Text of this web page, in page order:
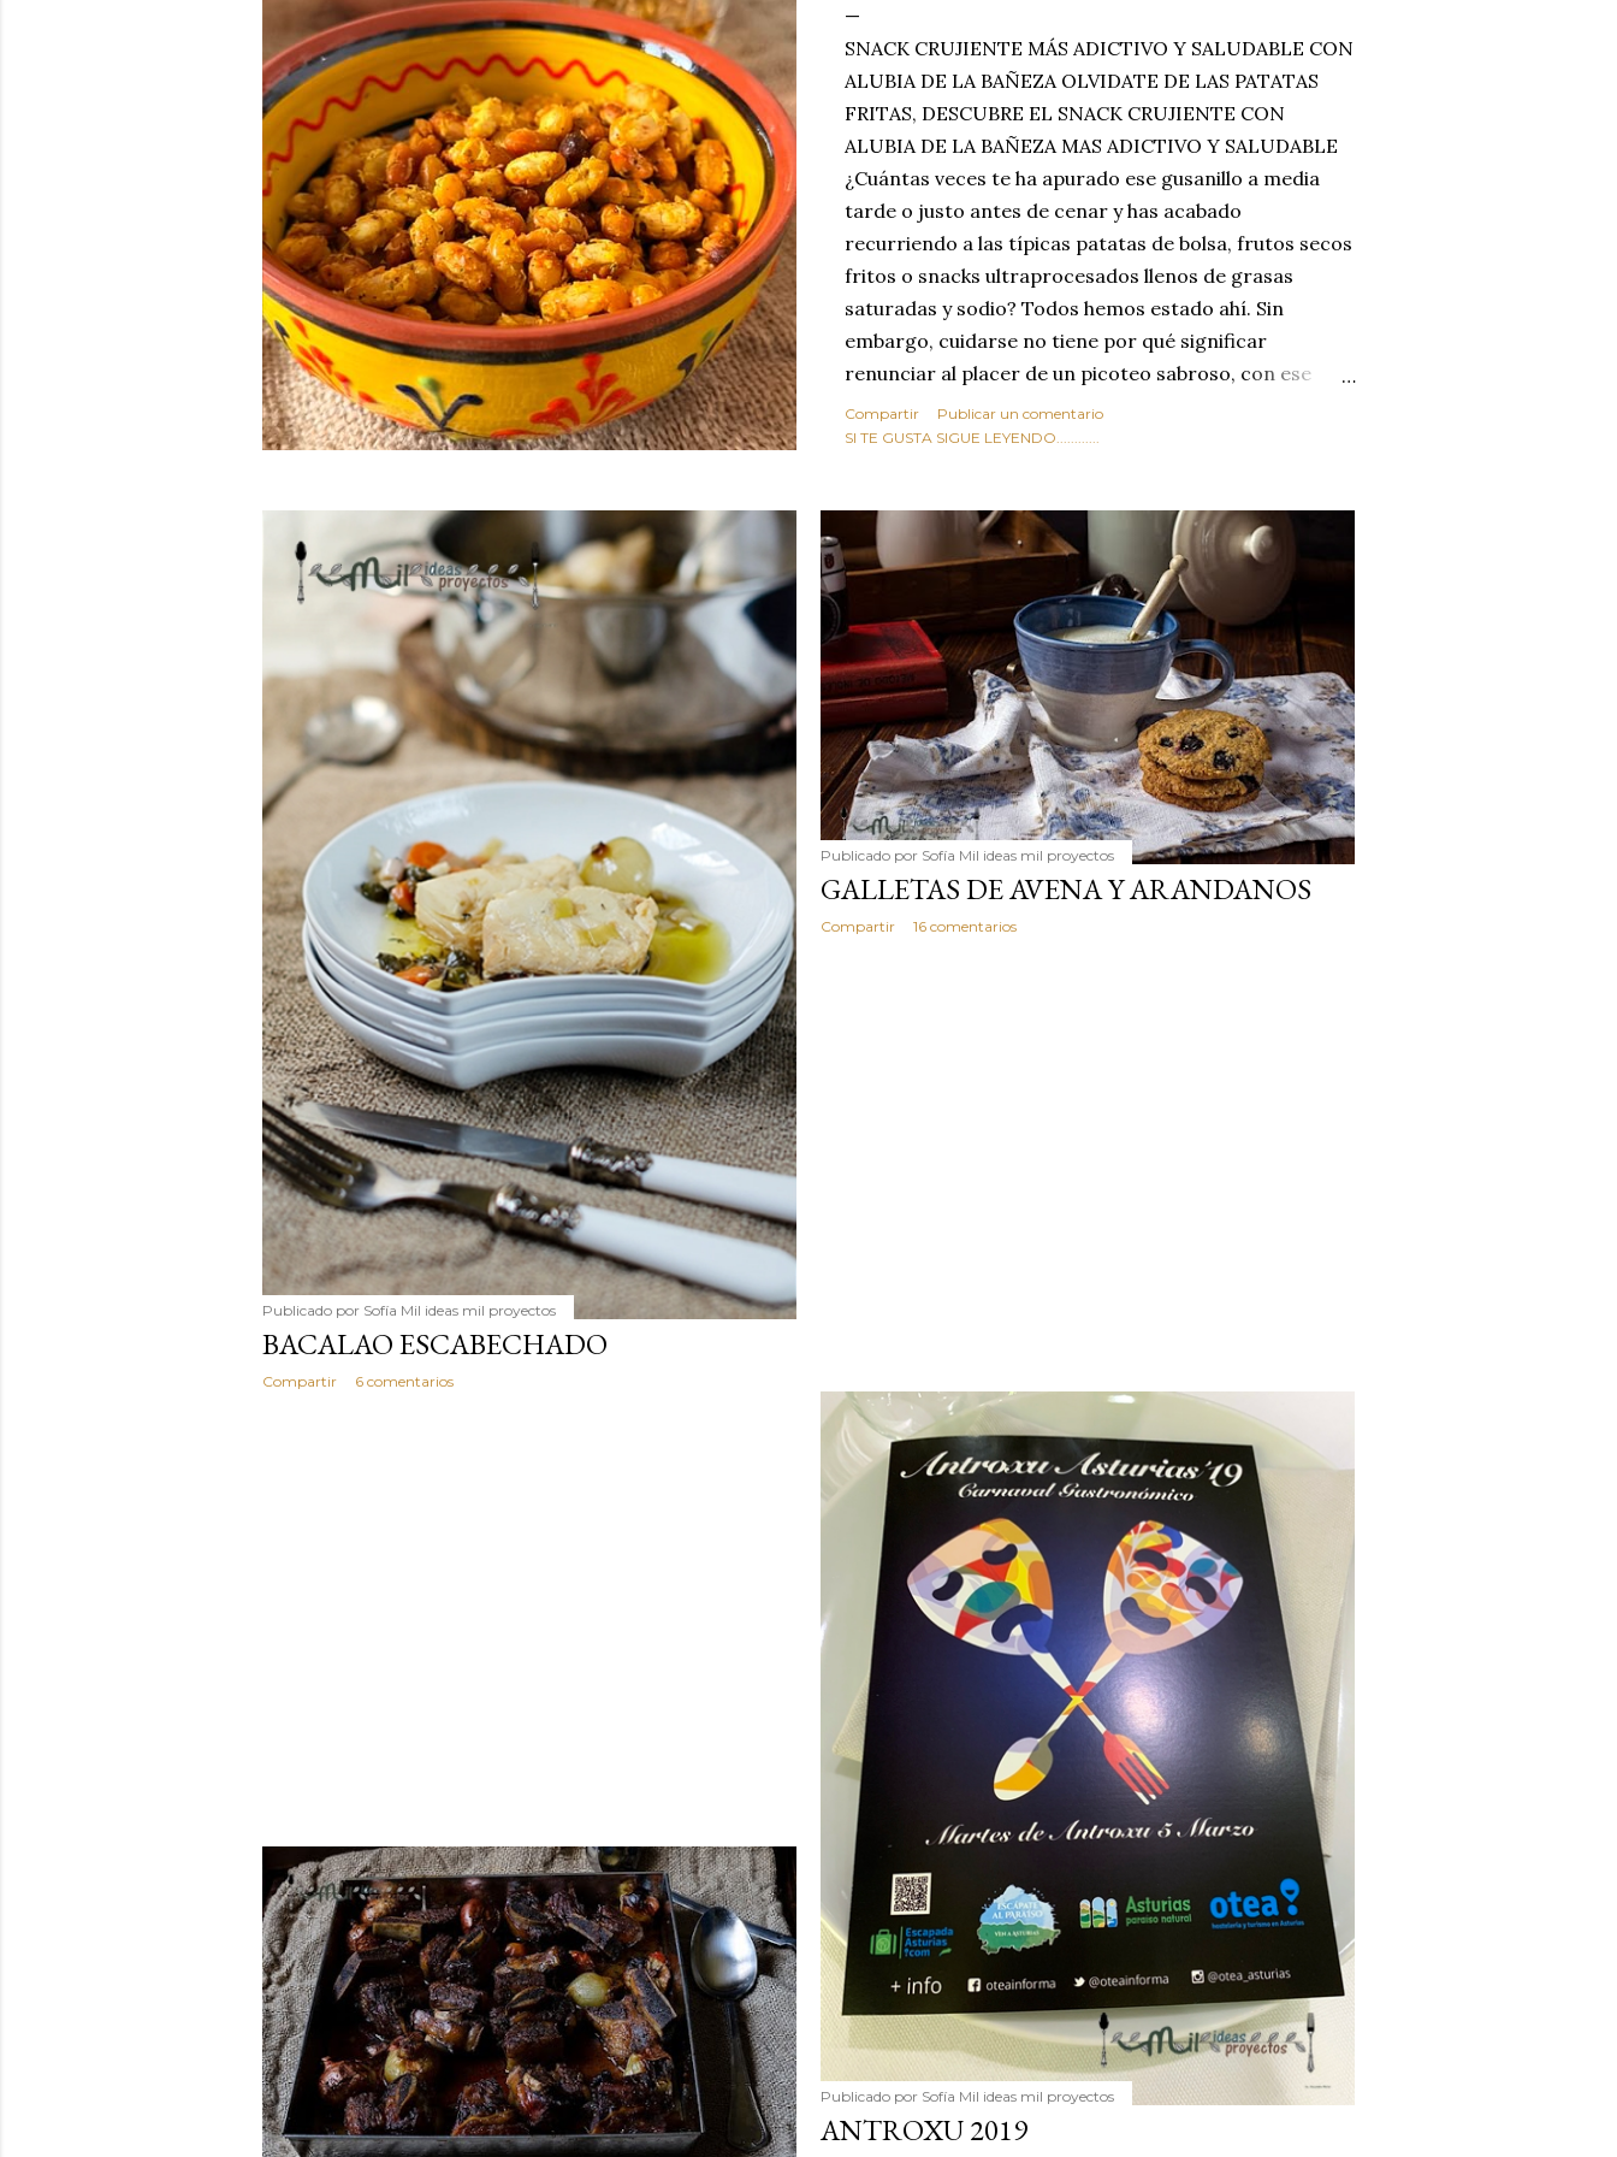
SNACK CRUJIENTE MÁS ADICTIVO Y SALUDABLE CON
ALUBIA DE LA BAÑEZA OLVIDATE DE LAS PATATAS
FRITAS, DESCUBRE EL SNACK CRUJIENTE CON
ALUBIA DE LA BAÑEZA MAS ADICTIVO Y SALUDABLE
¿Cuántas veces te ha apurado ese gusanillo a media
tarde o justo antes de cenar y has acabado
recurriendo a las típicas patatas de bolsa, frutos secos
fritos o snacks ultraprocesados llenos de grasas
saturadas y sodio? Todos hemos estado ahí. Sin
embargo, cuidarse no tiene por qué significar
renunciar al placer de un picoteo sabroso, con ese
toque tostado y crujiente que tanto nos satisface.
Estas alubias crujientes al horno van a cambiar por
tradicionales y copiosos de invierno. Con esta receta
simple pero revolucionaria, transformaremos un
ingrediente tan humilde como la alubia de La Bañeza
en un snack ligero, dorado, cargado de proteína y
100% natural. Es el sustituto perfecto a los frutos se...
Compartir
Publicar un comentario
SI TE GUSTA SIGUE LEYENDO............
Publicado por Sofía Mil ideas mil proyectos
BACALAO ESCABECHADO
Compartir 6 comentarios
Publicado por Sofía Mil ideas mil proyectos
GALLETAS DE AVENA Y ARANDANOS
Compartir 16 comentarios
Publicado por Sofía Mil ideas mil proyectos
ANTROXU 2019